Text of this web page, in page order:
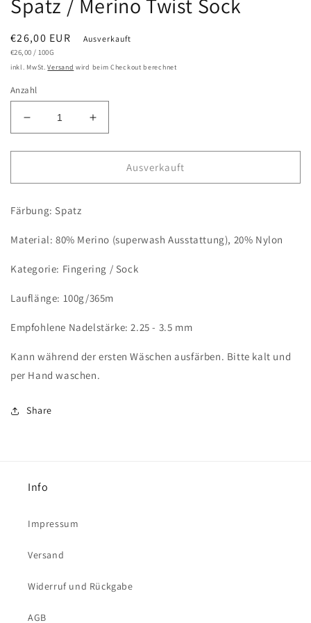
Spatz / Merino Twist Sock
Normaler
Preis
€26,00 EUR
GRUNDPREIS
€26,00 / PRO
100G
Ausverkauft
inkl. MwSt.Versand wird beim Checkout berechnet
Anzahl
Verringere
die
Menge
Spatz
Merino
Sock
Erhöhe
die
Menge
Spatz
Sock
Ausverkauft
Färbung: Spatz
Material: 80% Merino (superwash Ausstattung), 20% Nylon
Kategorie: Fingering / Sock
Lauflänge: 100g/365m
Empfohlene Nadelstärke: 2.25 - 3.5 mm
Kann während der ersten Wäschen ausfärben. Bitte kalt und
per Hand waschen.
Share
Info
Impressum
Versand
Widerruf und Rückgabe
AGB